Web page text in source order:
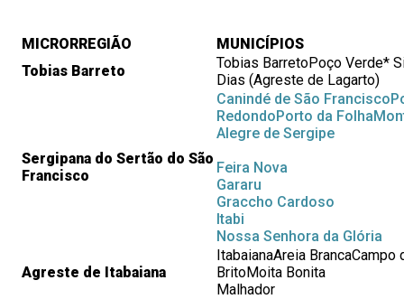
MICRORREGIÃO
MUNICÍPIOS
Tobias Barreto
Tobias BarretoPoço Verde*
Dias (Agreste de Lagarto)
Sergipana do Sertão do São
Francisco
Canindé de São Francisco
RedondoPorto da Folha
Alegre de Sergipe
Feira Nova
Gararu
Graccho Cardoso
Itabi
Nossa Senhora da Glória
Agreste de Itabaiana
ItabaianaAreia BrancaCampo
BritoMoita Bonita
Malhador